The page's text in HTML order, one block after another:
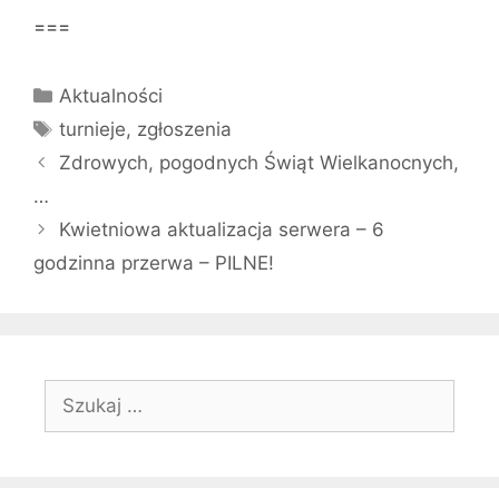
===
Kategorie
Aktualności
Tagi
turnieje, zgłoszenia
Zdrowych, pogodnych Świąt Wielkanocnych,
…
Kwietniowa aktualizacja serwera – 6
godzinna przerwa – PILNE!
Szukaj: